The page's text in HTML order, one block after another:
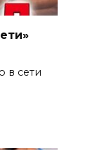
в сети